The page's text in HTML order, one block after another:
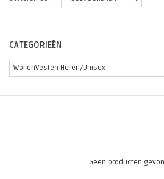
CATEGORIEËN
Geen producten